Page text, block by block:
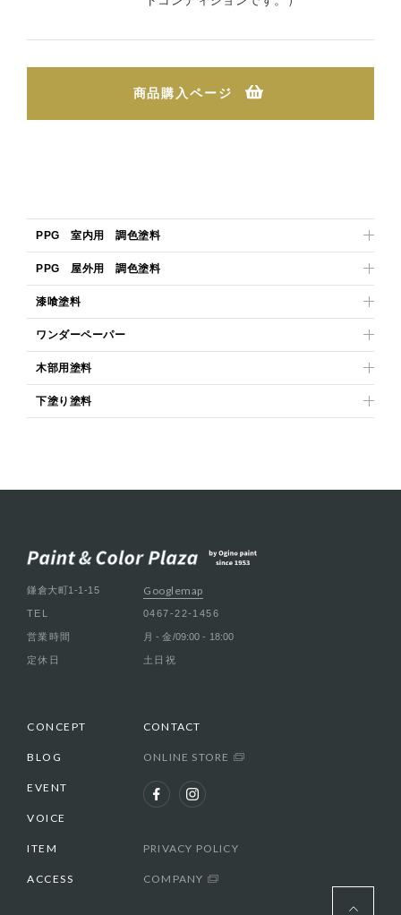
商品購入ページ
PPG 室内用 調色塗料
PPG 屋外用 調色塗料
漆喰塗料
ワンダーペーパー
木部用塗料
下塗り塗料
鎌倉大町1-1-15 Googlemap
TEL 0467-22-1456
営業時間 月 - 金/09:00 - 18:00
定休日 土日祝
CONCEPT
BLOG
EVENT
VOICE
ITEM
ACCESS
CONTACT
ONLINE STORE
PRIVACY POLICY
COMPANY